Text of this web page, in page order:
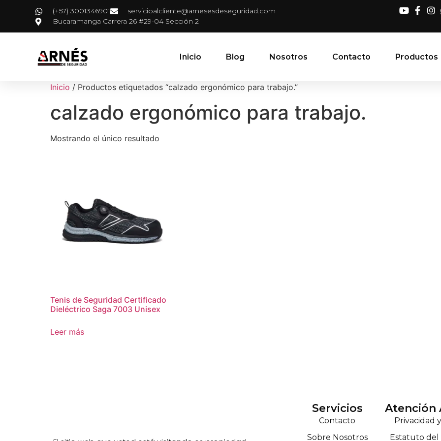
(+57) 3001346901
servicioalcliente@arnesesdeseguridad.com
Bucaramanga Carrera 26 #29-04 Sección 2
Inicio Blog Nosotros Contacto Productos
Inicio / Productos etiquetados “calzado ergonómico para trabajo.”
calzado ergonómico para trabajo.
Mostrando el único resultado
Tenis de Seguridad Certificado
Dieléctrico Saga 7003 Unisex
Leer más
Servicios
Contacto
Sobre Nosotros
Atención
Privacidad
Estatuto